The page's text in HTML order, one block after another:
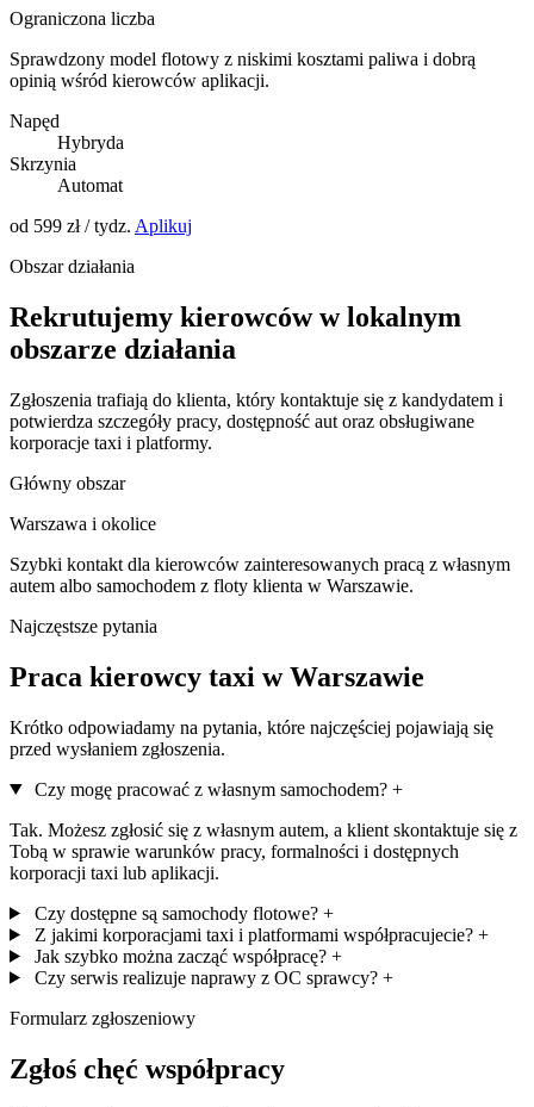
Ograniczona liczba
Sprawdzony model flotowy z niskimi kosztami paliwa i dobrą
opinią wśród kierowców aplikacji.
Napęd
Hybryda
Skrzynia
Automat
od 599 zł / tydz. Aplikuj
Obszar działania
Rekrutujemy kierowców w lokalnym
obszarze działania
Zgłoszenia trafiają do klienta, który kontaktuje się z kandydatem i
potwierdza szczegóły pracy, dostępność aut oraz obsługiwane
korporacje taxi i platformy.
Główny obszar
Warszawa i okolice
Szybki kontakt dla kierowców zainteresowanych pracą z własnym
autem albo samochodem z floty klienta w Warszawie.
Najczęstsze pytania
Praca kierowcy taxi w Warszawie
Krótko odpowiadamy na pytania, które najczęściej pojawiają się
przed wysłaniem zgłoszenia.
Czy mogę pracować z własnym samochodem? +
Tak. Możesz zgłosić się z własnym autem, a klient skontaktuje się z
Tobą w sprawie warunków pracy, formalności i dostępnych
korporacji taxi lub aplikacji.
Czy dostępne są samochody flotowe? +
Z jakimi korporacjami taxi i platformami współpracujecie? +
Jak szybko można zacząć współpracę? +
Czy serwis realizuje naprawy z OC sprawcy? +
Formularz zgłoszeniowy
Zgłoś chęć współpracy